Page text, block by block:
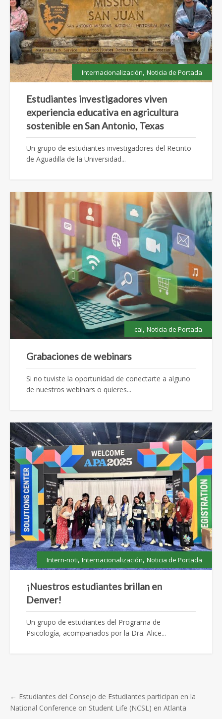
Internacionalización, Noticia de Portada
Estudiantes investigadores viven
experiencia educativa en agricultura
sostenible en San Antonio, Texas
Un grupo de estudiantes investigadores del Recinto
de Aguadilla de la Universidad...
cai, Noticia de Portada
Grabaciones de webinars
Si no tuviste la oportunidad de conectarte a alguno
de nuestros webinars o quieres...
Intern-noti, Internacionalización, Noticia de Portada
¡Nuestros estudiantes brillan en
Denver!
Un grupo de estudiantes del Programa de
Psicología, acompañados por la Dra. Alice...
← Estudiantes del Consejo de Estudiantes participan en la
National Conference on Student Life (NCSL) en Atlanta